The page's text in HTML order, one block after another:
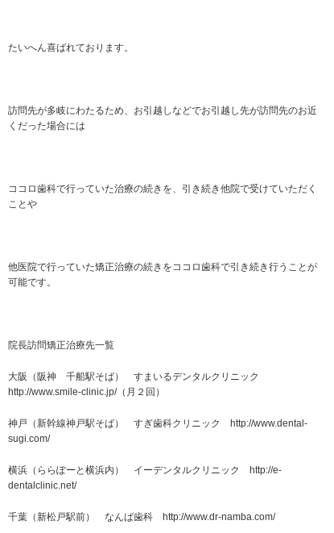
たいへん喜ばれております。
訪問先が多岐にわたるため、お引越しなどでお引越し先が訪問先のお近
くだった場合には
ココロ歯科で行っていた治療の続きを、引き続き他院で受けていただく
ことや
他医院で行っていた矯正治療の続きをココロ歯科で引き続き行うことが
可能です。
院長訪問矯正治療先一覧
大阪（阪神 千船駅そば） すまいるデンタルクリニック
http://www.smile-clinic.jp/（月２回）
神戸（新幹線神戸駅そば） すぎ歯科クリニック
http://www.dental-
sugi.com/
横浜（ららぽーと横浜内） イーデンタルクリニック
http://e-
dentalclinic.net/
千葉（新松戸駅前） なんば歯科 http://www.dr-namba.com/